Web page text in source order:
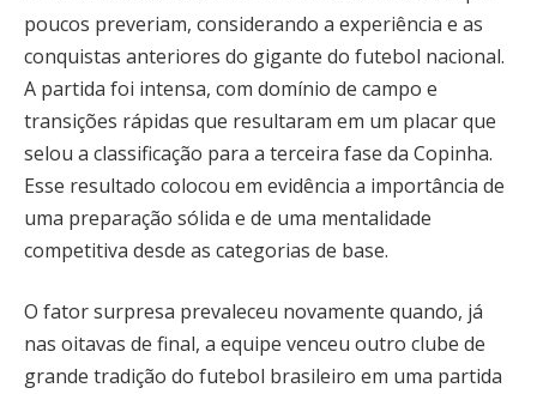
poucos preveriam, considerando a experiência e as
conquistas anteriores do gigante do futebol nacional.
A partida foi intensa, com domínio de campo e
transições rápidas que resultaram em um placar que
selou a classificação para a terceira fase da Copinha.
Esse resultado colocou em evidência a importância de
uma preparação sólida e de uma mentalidade
competitiva desde as categorias de base.
O fator surpresa prevaleceu novamente quando, já
nas oitavas de final, a equipe venceu outro clube de
grande tradição do futebol brasileiro em uma partida